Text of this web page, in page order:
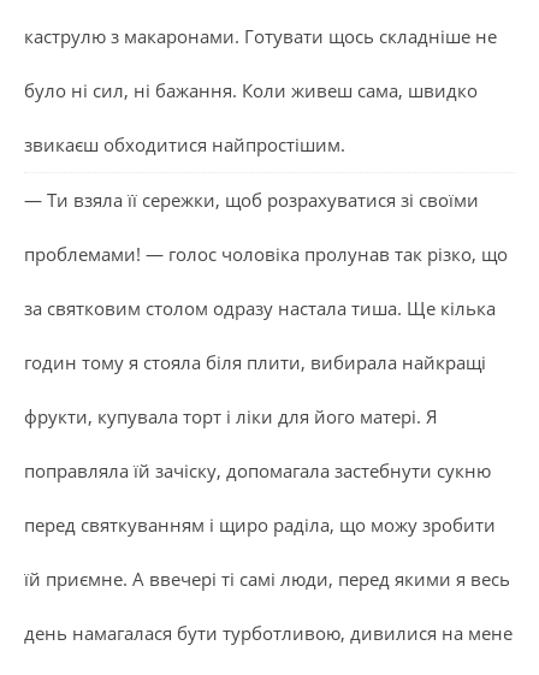
каструлю з макаронами. Готувати щось складніше не
було ні сил, ні бажання. Коли живеш сама, швидко
звикаєш обходитися найпростішим.
— Ти взяла її сережки, щоб розрахуватися зі своїми
проблемами! — голос чоловіка пролунав так різко, що
за святковим столом одразу настала тиша. Ще кілька
годин тому я стояла біля плити, вибирала найкращі
фрукти, купувала торт і ліки для його матері. Я
поправляла їй зачіску, допомагала застебнути сукню
перед святкуванням і щиро раділа, що можу зробити
їй приємне. А ввечері ті самі люди, перед якими я весь
день намагалася бути турботливою, дивилися на мене